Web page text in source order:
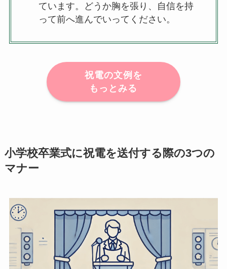
ています。どうか胸を張り、自信を持
って前へ進んでいってください。
祝電の文例を
もっとみる
小学校卒業式に祝電を送付する際の3つの
マナー